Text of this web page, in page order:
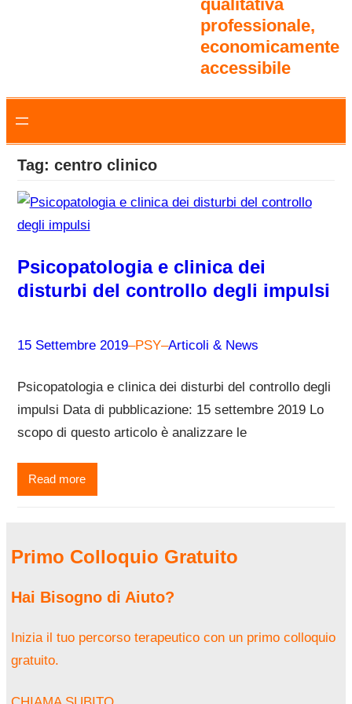
qualitativa
professionale,
economicamente
accessibile
Tag: centro clinico
Psicopatologia e clinica dei
disturbi del controllo degli impulsi
15 Settembre 2019–PSY–Articoli & News
Psicopatologia e clinica dei disturbi del controllo degli
impulsi Data di pubblicazione: 15 settembre 2019 Lo
scopo di questo articolo è analizzare le
Read more
Primo Colloquio Gratuito
Hai Bisogno di Aiuto?
Inizia il tuo percorso terapeutico con un primo colloquio
gratuito.